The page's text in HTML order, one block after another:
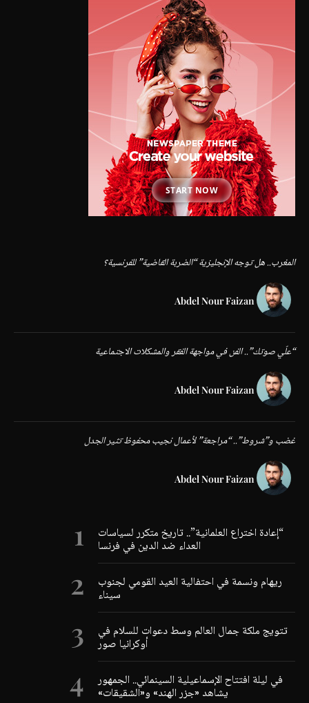
START NOW
المغرب.. هل توجه الإنجليزية “الضربة القاضية” للفرنسية؟
Abdel Nour Faizan
“علّي صوتك”.. الفن في مواجهة الفقر والمشكلات الاجتماعية
Abdel Nour Faizan
غضب و”شروط”.. “مراجعة” لأعمال نجيب محفوظ تثير الجدل
Abdel Nour Faizan
“إعادة اختراع العلمانية”.. تاريخ متكرر لسياسات
العداء ضد الدين في فرنسا
ريهام ونسمة في احتفالية العيد القومي لجنوب
سيناء
تتويج ملكة جمال العالم وسط دعوات للسلام في
أوكرانيا صور
في ليلة افتتاح الإسماعيلية السينمائي.. الجمهور
يشاهد «جزر الهند» و«الشقيقات»